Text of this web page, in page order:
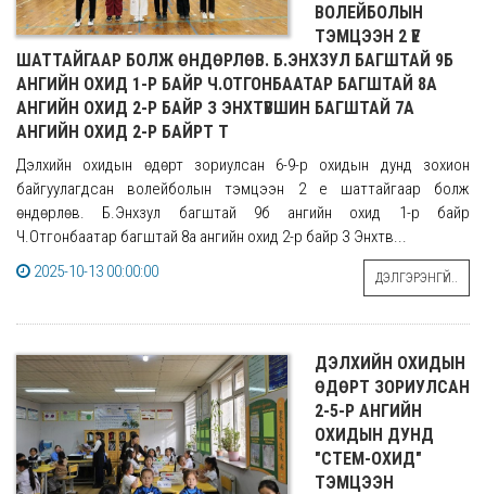
ВОЛЕЙБОЛЫН
ТЭМЦЭЭН 2 ҮЕ
ШАТТАЙГААР БОЛЖ ӨНДӨРЛӨВ. Б.ЭНХЗУЛ БАГШТАЙ 9Б
АНГИЙН ОХИД 1-Р БАЙР Ч.ОТГОНБААТАР БАГШТАЙ 8А
АНГИЙН ОХИД 2-Р БАЙР З ЭНХТҮВШИН БАГШТАЙ 7А
АНГИЙН ОХИД 2-Р БАЙРТ Т
Дэлхийн охидын өдөрт зориулсан 6-9-р охидын дунд зохион
байгуулагдсан волейболын тэмцээн 2 үе шаттайгаар болж
өндөрлөв. Б.Энхзул багштай 9б ангийн охид 1-р байр
Ч.Отгонбаатар багштай 8а ангийн охид 2-р байр З Энхтүв...
2025-10-13 00:00:00
ДЭЛГЭРЭНГҮЙ..
ДЭЛХИЙН ОХИДЫН
ӨДӨРТ ЗОРИУЛСАН
2-5-Р АНГИЙН
ОХИДЫН ДУНД
"СТЕМ-ОХИД"
ТЭМЦЭЭН